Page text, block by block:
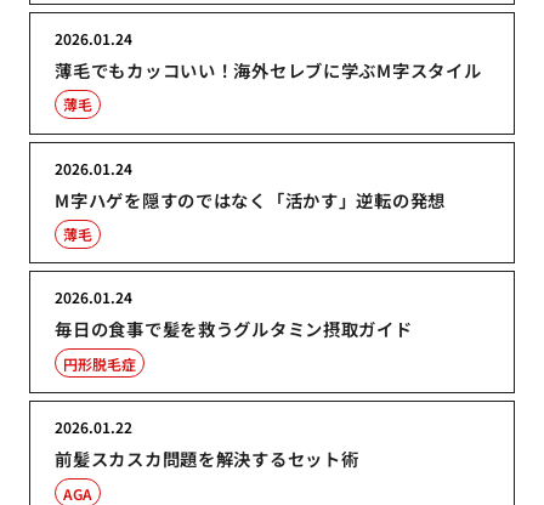
薄毛でもカッコいい！海外セレブに学ぶM字スタイル
2026.01.24
薄毛
M字ハゲを隠すのではなく「活かす」逆転の発想
2026.01.24
薄毛
毎日の食事で髪を救うグルタミン摂取ガイド
2026.01.24
円形脱毛症
前髪スカスカ問題を解決するセット術
2026.01.22
AGA